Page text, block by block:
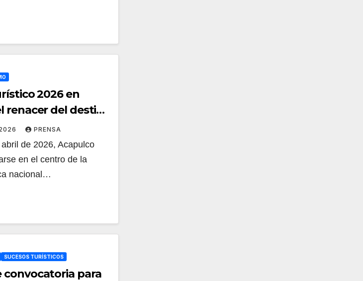
2026 en
renacer del destino
de México
PRENSA
de 2026, Acapulco
en el centro de la
nacional…
SUCESOS TURÍSTICOS
convocatoria para